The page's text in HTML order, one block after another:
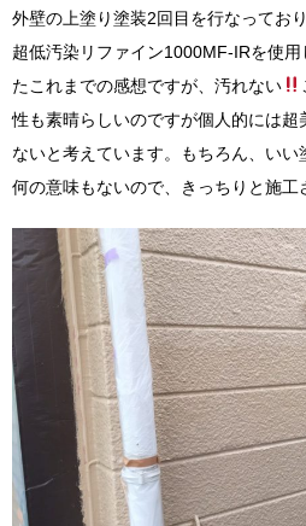
外壁の上塗り塗装2回目を行なってお
超低汚染リファイン1000MF-IRを使
たこれまでの感想ですが、汚れない
性も素晴らしいのですが個人的には超
ないと考えています。もちろん、いい
何の意味もないので、きっちりと施工